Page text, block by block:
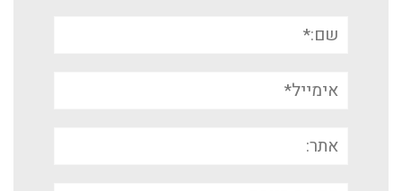
אימייל*